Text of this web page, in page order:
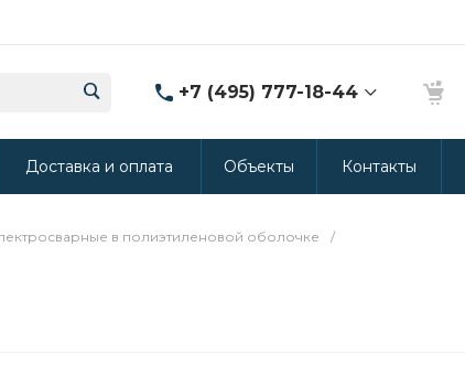
+7 (495) 777-18-44
8 (986) 314-94-49
Промышленная 15
8:30-20:00
Доставка и оплата Объекты Контакты
в полиэтиленовой оболочке
/